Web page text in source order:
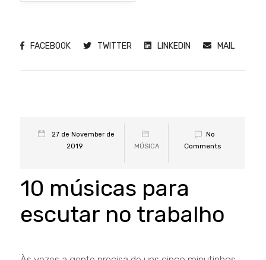
FACEBOOK TWITTER LINKEDIN MAIL
27 de November de
2019
MÚSICA
No
Comments
10 músicas para
escutar no trabalho